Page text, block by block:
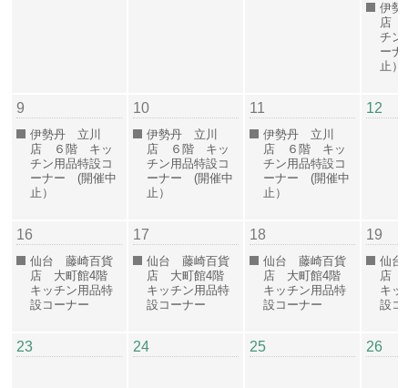
伊
店
チン
ー
止）
9
伊勢丹 立川
店 ６階 キッ
チン用品特設コ
ーナー (開催中
止）
10
伊勢丹 立川
店 ６階 キッ
チン用品特設コ
ーナー (開催中
止）
11
伊勢丹 立川
店 ６階 キッ
チン用品特設コ
ーナー (開催中
止）
12
16
仙台 藤崎百貨
店 大町館4階
キッチン用品特
設コーナー
17
仙台 藤崎百貨
店 大町館4階
キッチン用品特
設コーナー
18
仙台 藤崎百貨
店 大町館4階
キッチン用品特
設コーナー
19
仙
店
キッ
設コ
23 24 25 26